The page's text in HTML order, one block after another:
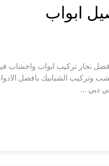
نجار تركيب ابواب واخشاب
وتركيب الشبابيك بافضل
دبي ...